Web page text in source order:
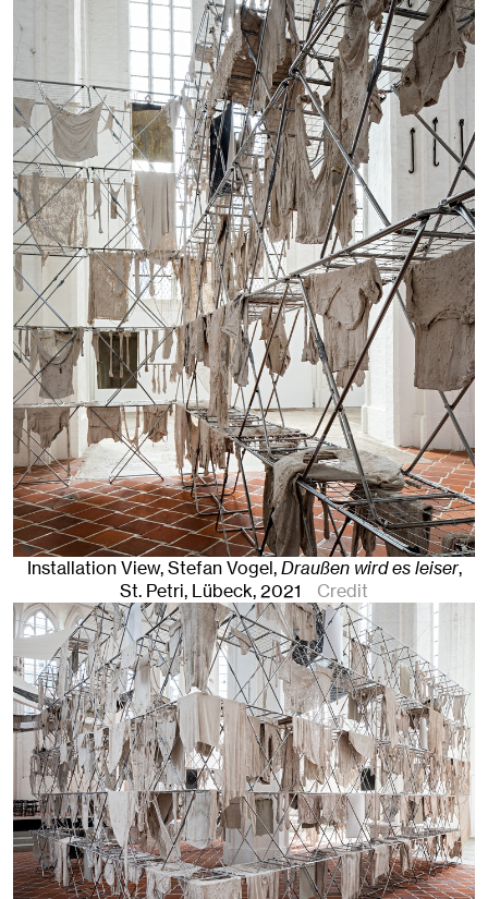
Installation View, Stefan Vogel,Draußen wird es leiser,
St. Petri, Lübeck, 2021 Credit